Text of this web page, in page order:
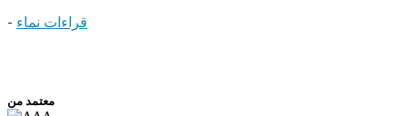
- قراءات نماء
معتمد من